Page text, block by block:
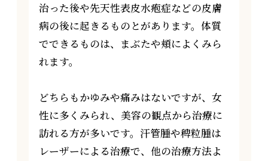
治った後や先天性表皮水疱症などの皮膚
病の後に起きるものとがあります。体質
でできるものは、まぶたや頬によくみら
れます。
どちらもかゆみや痛みはないですが、女
性に多くみられ、美容の観点から治療に
訪れる方が多いです。汗管腫や稗粒腫は
レーザーによる治療で、他の治療方法よ